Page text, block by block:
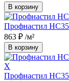
В корзину
Профнастил
863 ₽ /м²
В корзину
Профнастил